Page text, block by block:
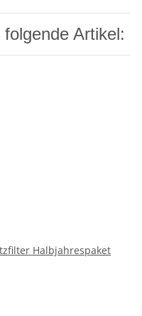
Artikel: